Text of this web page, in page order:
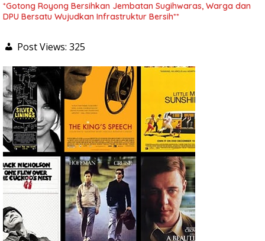
*Gotong Royong Bersihkan Jembatan Sugihwaras, Warga dan
DPU Bersatu Wujudkan Infrastruktur Bersih**
Post Views: 325